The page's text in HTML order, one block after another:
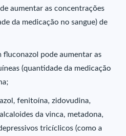
aumentar as concentrações
da medicação no sangue) de
fluconazol pode aumentar as
(quantidade da medicação
fenitoína, zidovudina,
da vinca, metadona,
tricíclicos (como a